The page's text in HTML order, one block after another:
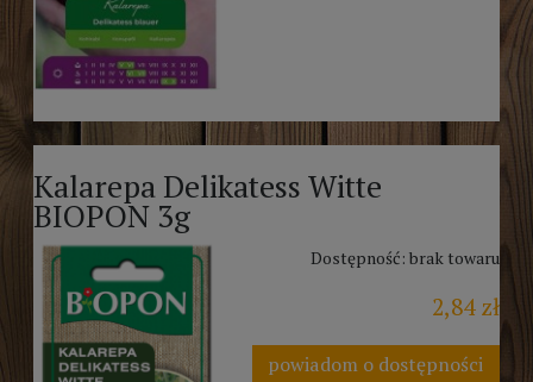
Kalarepa Delikatess Witte
BIOPON 3g
Dostępność: brak towaru
2,84 zł
powiadom o dostępności